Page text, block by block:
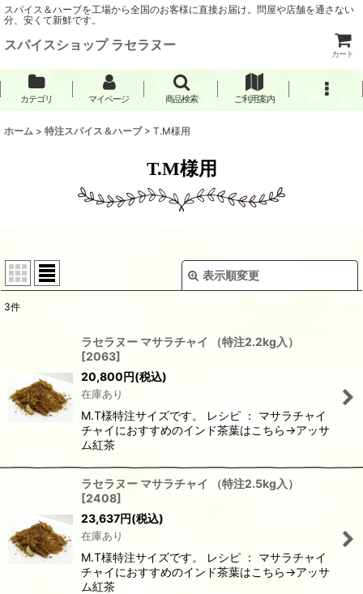
スパイス＆ハーブを工場から全国のお客様に直接お届け。問屋や店舗を通さない
分、安くて新鮮です。
スパイスショップ ラセラヌー
カート
カテゴリ マイページ 商品検索 ご利用案内
ホーム > 特注スパイス＆ハーブ > T.M様用
T.M様用
表示順変更
絞り込む
3件
ラセラヌー マサラチャイ （特注2.2kg入）
[2063]
20,800円(税込)
在庫あり
M.T様特注サイズです。 レシピ ： マサラチャイ
チャイにおすすめのインド茶葉はこちら→アッサ
ム紅茶
ラセラヌー マサラチャイ （特注2.5kg入）
[2408]
23,637円(税込)
在庫あり
M.T様特注サイズです。 レシピ ： マサラチャイ
チャイにおすすめのインド茶葉はこちら→アッサ
ム紅茶